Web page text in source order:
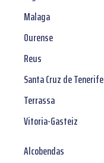
Malaga
Ourense
Reus
Santa Cruz de Tenerife
Terrassa
Vitoria-Gasteiz
Alcobendas